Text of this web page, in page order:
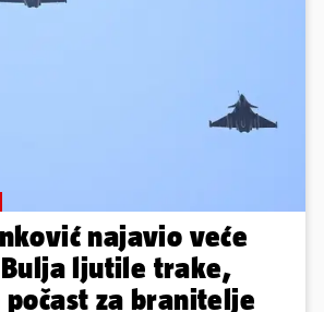
najavio veće
ljutile trake,
za branitelje